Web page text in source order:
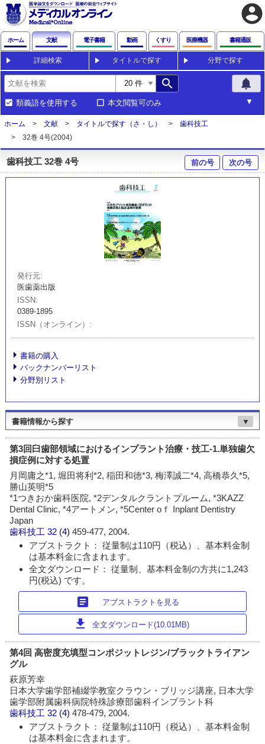
account_circle
ホーム 文献 電子書籍 動画 くすり 医療機器 書籍通販
詳細検索 タイトルで探す 分野で探す
search notifications
類義語を使用する 本文閲覧可のみ
ホーム 文献 タイトルで探す（さ・し）
歯科技工
32巻 4号(2004)
歯科技工 32巻 4号 前の号 次の号
発行元
医歯薬出版
ISSN
0389-1895
ISSN（オンライン）
書籍の購入
バックナンバーリスト
分野別リスト
書籍情報から探す ▼
第3回臼歯部領域におけるインプラント治療・技工-1.単独歯欠
損症例に対する処置
月岡庸之*1, 堀田将利*2, 稲田和徳*3, 梅澤誠二*4, 高橋恭久*5,
勝山英明*5
*1つきおか歯科医院, *2デンタルクラントプルーム, *3KAZZ
Dental Clinic, *4アートメン, *5Center oｆ Inplant Dentistry
Japan
歯科技工 32 (4)459-477, 2004.
アブストラクト： 従量制は110円（税込）、基本料金制
は基本料金に含まれます。
全文ダウンロード： 従量制、基本料金制の方共に1,243
円(税込) です。
article アブストラクトを見る
download 全文ダウンロード(10.01MB)
第4回 高密度充填型コンポジットレジン/ブラックトライアン
グル
萩原芳幸
日本大学歯学部補綴学教室クラウン・ブリッジ講座, 日本大学
歯学部附属歯科病院特殊診療部歯科インプラント科
歯科技工 32 (4)478-479, 2004.
アブストラクト： 従量制は110円（税込）、基本料金制
は基本料金に含まれます。